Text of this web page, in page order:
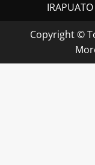
IRAPUATO
Copyright ©